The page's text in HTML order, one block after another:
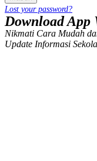
Lost your password?
Download App
Nikmati Cara Mudah
Update Informasi